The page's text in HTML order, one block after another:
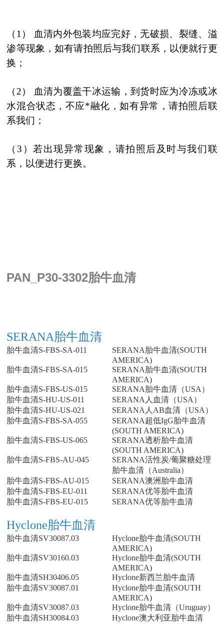
（1） 血清内外包装均应完好，无破损、裂缝、溢
渗等现象，如有请拍照后与我们联系，以便就行更
换；
（2） 血清为覆盖干冰运输，到货时应为冷冻或冰
水混合状态，不应*融化，如有异常，请拍照后联
系我们；
（3）若出现异常现象，请拍照后及时与我们联
系，以便进行更换。
PAN_P30-3302胎牛血清
SERANA胎牛血清
胎牛血清S-FBS-SA-011
SERANA胎牛血清(SOUTH
AMERICA)
胎牛血清S-FBS-SA-015
SERANA胎牛血清(SOUTH
AMERICA)
胎牛血清S-FBS-US-015
SERANA胎牛血清（USA）
胎牛血清S-HU-US-011
SERANA人血清（USA）
胎牛血清S-HU-US-021
SERANA人AB血清（USA）
胎牛血清S-FBS-SA-055
SERANA超低IgG胎牛血清
(SOUTH AMERICA)
胎牛血清S-FBS-US-065
SERANA透析胎牛血清
(SOUTH AMERICA)
胎牛血清S-FBS-AU-045
SERANA活性炭/葡聚糖处理
胎牛血清（Australia）
胎牛血清S-FBS-AU-015
SERANA澳洲胎牛血清
胎牛血清S-FBS-EU-011
SERANA优等胎牛血清
胎牛血清S-FBS-EU-015
SERANA优等胎牛血清
Hyclone胎牛血清
胎牛血清SV30087.03
Hyclone胎牛血清(SOUTH
AMERICA)
胎牛血清SV30160.03
Hyclone胎牛血清(SOUTH
AMERICA)
胎牛血清SH30406.05
Hyclone新西兰胎牛血清
胎牛血清SV30087.01
Hyclone胎牛血清(SOUTH
AMERICA)
胎牛血清SV30087.03
Hyclone胎牛血清（Uruguay）
胎牛血清SH30084.03
Hyclone澳大利亚胎牛血清